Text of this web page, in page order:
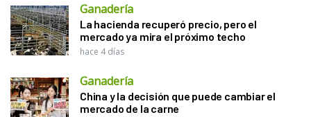
Ganadería
La hacienda recuperó precio, pero el
mercado ya mira el próximo techo
hace 4 días
Ganadería
China y la decisión que puede cambiar el
mercado de la carne